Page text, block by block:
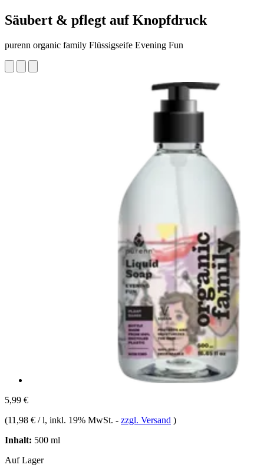
Säubert & pflegt auf Knopfdruck
purenn organic family Flüssigseife Evening Fun
5,99 €
(11,98 € / l, inkl. 19% MwSt. - zzgl. Versand )
Inhalt: 500 ml
Auf Lager